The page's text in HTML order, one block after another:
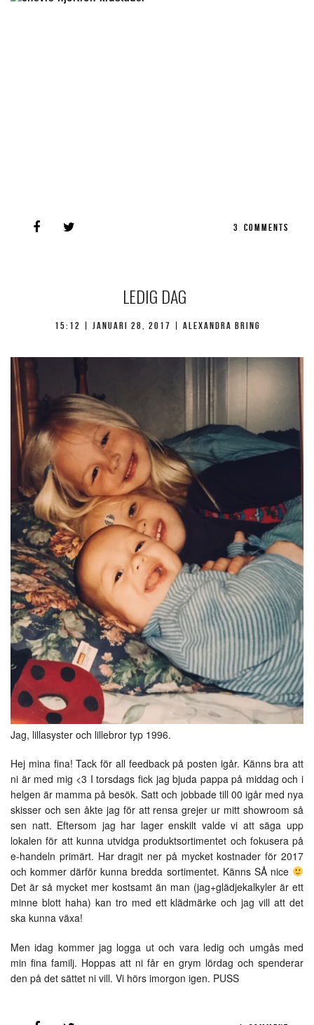
3 COMMENTS
LEDIG DAG
15:12 | januari 28, 2017 | Alexandra Bring
Jag, lillasyster och lillebror typ 1996.
Hej mina fina! Tack för all feedback på posten igår. Känns bra att
ni är med mig <3 I torsdags fick jag bjuda pappa på middag och i
helgen är mamma på besök. Satt och jobbade till 00 igår med nya
skisser och sen åkte jag för att rensa grejer ur mitt showroom så
sen natt. Eftersom jag har lager enskilt valde vi att säga upp
lokalen för att kunna utvidga produktsortimentet och fokusera på
e-handeln primärt. Har dragit ner på mycket kostnader för 2017
och kommer därför kunna bredda sortimentet. Känns SÅ nice
Det är så mycket mer kostsamt än man (jag+glädjekalkyler är ett
minne blott haha) kan tro med ett klädmärke och jag vill att det
ska kunna växa!
Men idag kommer jag logga ut och vara ledig och umgås med
min fina familj. Hoppas att ni får en grym lördag och spenderar
den på det sättet ni vill. Vi hörs imorgon igen. PUSS